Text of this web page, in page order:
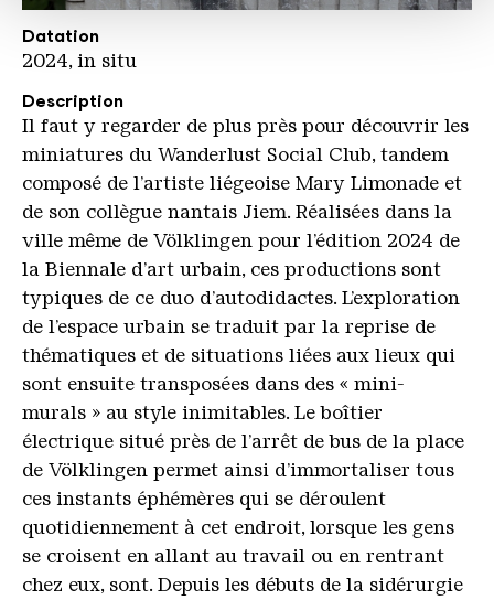
médias sociaux, de publicité et d'analyse. Nos
partenaires peuvent combiner ces informations avec
ont collectées dans le cadre de votre utilisation des
services.
Wanderlust Gruppenportrait Mathieu Tremblin
Copyright: Mathieu Tremblin
Datation
2024, in situ
Description
Il faut y regarder de plus près pour découvrir les
miniatures du Wanderlust Social Club, tandem
composé de l’artiste liégeoise Mary Limonade et
de son collègue nantais Jiem. Réalisées dans la
ville même de Völklingen pour l’édition 2024 de
la Biennale d’art urbain, ces productions sont
typiques de ce duo d’autodidactes. L’exploration
de l’espace urbain se traduit par la reprise de
thématiques et de situations liées aux lieux qui
sont ensuite transposées dans des « mini-
murals » au style inimitables. Le boîtier
électrique situé près de l’arrêt de bus de la place
de Völklingen permet ainsi d’immortaliser tous
ces instants éphémères qui se déroulent
quotidiennement à cet endroit, lorsque les gens
se croisent en allant au travail ou en rentrant
chez eux, sont. Depuis les débuts de la sidérurgie